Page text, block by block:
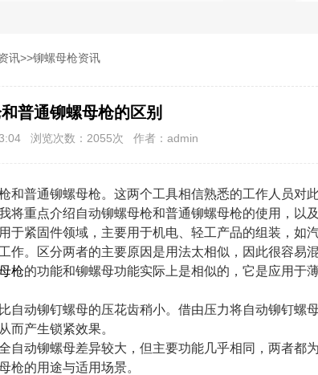
讯>>铆螺母枪资讯
普通铆螺母枪的区别
浏览次数： 2055次 作者：admin
和普通铆螺母枪。这两个工具相信熟悉的工作人员对
将重点介绍自动铆螺母枪和普通铆螺母枪的使用，以
于紧固件领域，主要用于机电、轻工产品的组装，如
作。区分两者的主要原因是用法太相似，因此很容易
枪的功能和铆螺母功能实际上是相似的，它是应用于
自动铆钉螺母的压花齿稍小。借由压力将自动铆钉螺
而产生锁紧效果。
自动铆螺母差异较大，但主要功能几乎相同，两者都
枪的用途与适用场景。